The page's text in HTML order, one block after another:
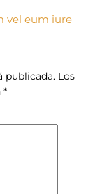
vel eum iure
publicada. Los
*